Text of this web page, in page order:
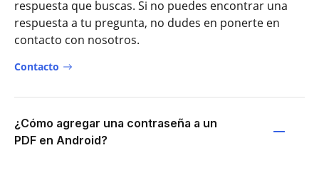
respuesta que buscas. Si no puedes encontrar una
respuesta a tu pregunta, no dudes en ponerte en
contacto con nosotros.
Contacto
¿Cómo agregar una contraseña a un
PDF en Android?